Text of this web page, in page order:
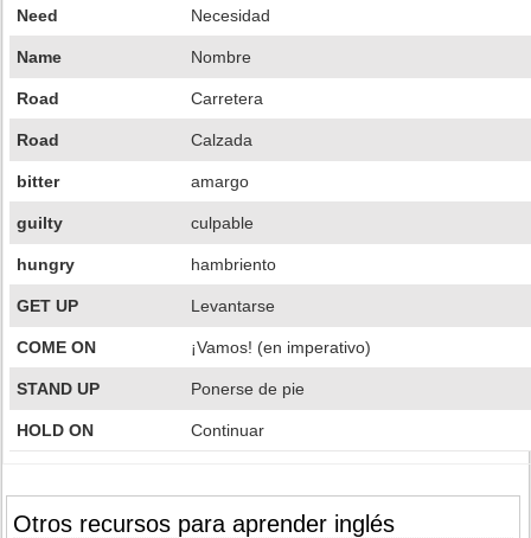
Need Necesidad
Name Nombre
Road Carretera
Road Calzada
bitter amargo
guilty culpable
hungry hambriento
GET UP Levantarse
COME ON ¡Vamos! (en imperativo)
STAND UP Ponerse de pie
HOLD ON Continuar
Otros recursos para aprender inglés